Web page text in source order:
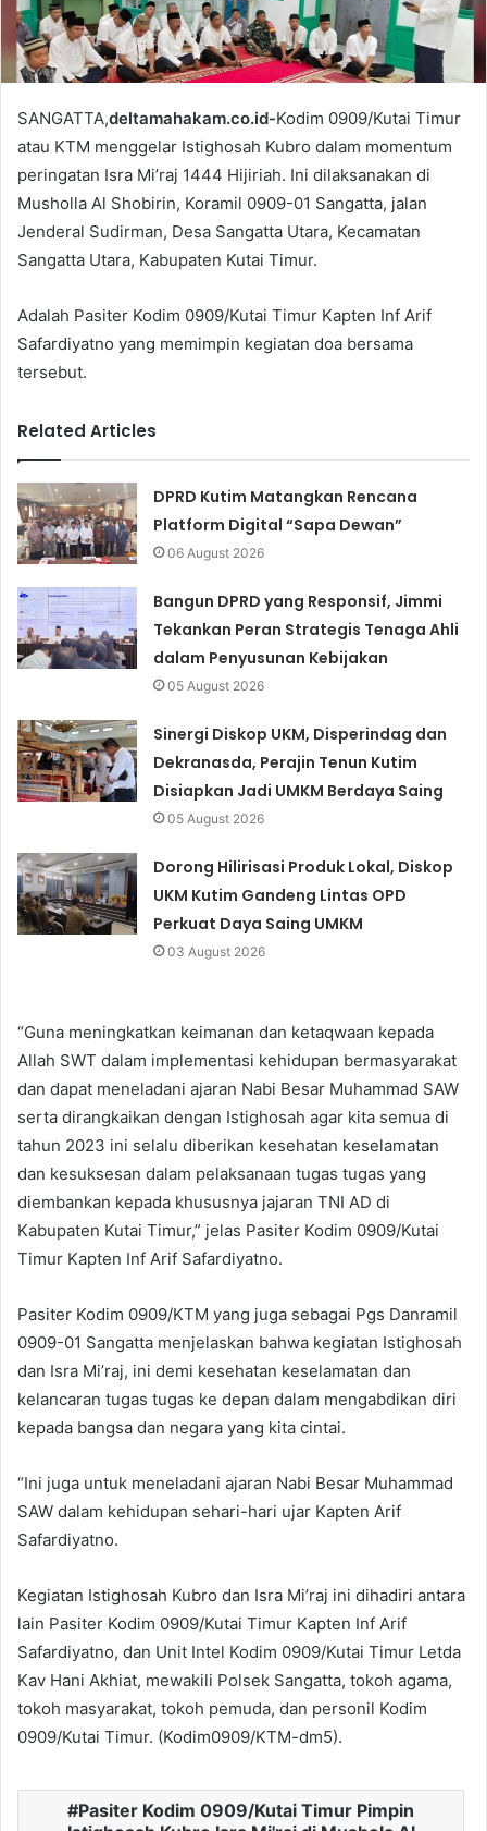
l
SANGATTA,deltamahakam.co.id-Kodim 0909/Kutai Timur
atau KTM menggelar Istighosah Kubro dalam momentum
peringatan Isra Mi’raj 1444 Hijiriah. Ini dilaksanakan di
Musholla Al Shobirin, Koramil 0909-01 Sangatta, jalan
Jenderal Sudirman, Desa Sangatta Utara, Kecamatan
Sangatta Utara, Kabupaten Kutai Timur.
Adalah Pasiter Kodim 0909/Kutai Timur Kapten Inf Arif
Safardiyatno yang memimpin kegiatan doa bersama
tersebut.
Related Articles
DPRD Kutim Matangkan Rencana
Platform Digital “Sapa Dewan”
06 August 2026
Bangun DPRD yang Responsif, Jimmi
Tekankan Peran Strategis Tenaga Ahli
dalam Penyusunan Kebijakan
05 August 2026
Sinergi Diskop UKM, Disperindag dan
Dekranasda, Perajin Tenun Kutim
Disiapkan Jadi UMKM Berdaya Saing
05 August 2026
Dorong Hilirisasi Produk Lokal, Diskop
UKM Kutim Gandeng Lintas OPD
Perkuat Daya Saing UMKM
03 August 2026
“Guna meningkatkan keimanan dan ketaqwaan kepada
Allah SWT dalam implementasi kehidupan bermasyarakat
dan dapat meneladani ajaran Nabi Besar Muhammad SAW
serta dirangkaikan dengan Istighosah agar kita semua di
tahun 2023 ini selalu diberikan kesehatan keselamatan
dan kesuksesan dalam pelaksanaan tugas tugas yang
diembankan kepada khususnya jajaran TNI AD di
Kabupaten Kutai Timur,” jelas Pasiter Kodim 0909/Kutai
Timur Kapten Inf Arif Safardiyatno.
Pasiter Kodim 0909/KTM yang juga sebagai Pgs Danramil
0909-01 Sangatta menjelaskan bahwa kegiatan Istighosah
dan Isra Mi’raj, ini demi kesehatan keselamatan dan
kelancaran tugas tugas ke depan dalam mengabdikan diri
kepada bangsa dan negara yang kita cintai.
“Ini juga untuk meneladani ajaran Nabi Besar Muhammad
SAW dalam kehidupan sehari-hari ujar Kapten Arif
Safardiyatno.
Kegiatan Istighosah Kubro dan Isra Mi’raj ini dihadiri antara
lain Pasiter Kodim 0909/Kutai Timur Kapten Inf Arif
Safardiyatno, dan Unit Intel Kodim 0909/Kutai Timur Letda
Kav Hani Akhiat, mewakili Polsek Sangatta, tokoh agama,
tokoh masyarakat, tokoh pemuda, dan personil Kodim
0909/Kutai Timur. (Kodim0909/KTM-dm5).
Pasiter Kodim 0909/Kutai Timur Pimpin